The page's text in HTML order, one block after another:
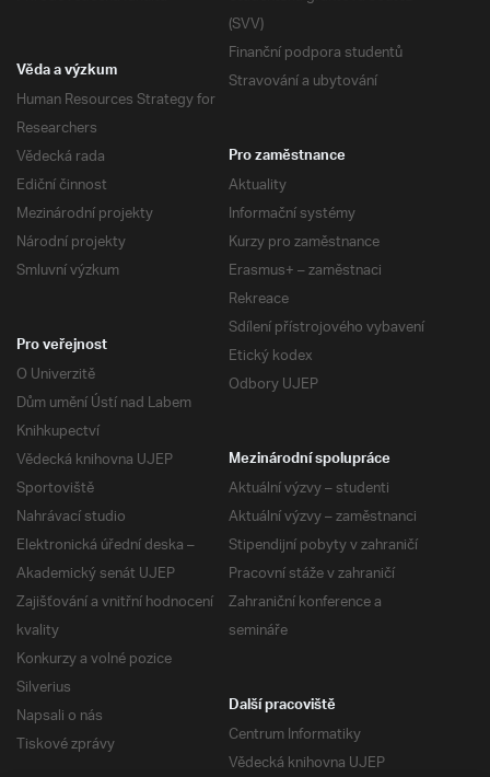
(SVV)
Finanční podpora studentů
Stravování a ubytování
Věda a výzkum
Human Resources Strategy for
Researchers
Vědecká rada
Ediční činnost
Mezinárodní projekty
Národní projekty
Smluvní výzkum
Pro zaměstnance
Aktuality
Informační systémy
Kurzy pro zaměstnance
Erasmus+ – zaměstnaci
Rekreace
Sdílení přístrojového vybavení
Etický kodex
Odbory UJEP
Pro veřejnost
O Univerzitě
Dům umění Ústí nad Labem
Knihkupectví
Vědecká knihovna UJEP
Sportoviště
Nahrávací studio
Elektronická úřední deska –
Akademický senát UJEP
Zajišťování a vnitřní hodnocení
kvality
Konkurzy a volné pozice
Silverius
Napsali o nás
Tiskové zprávy
Mezinárodní spolupráce
Aktuální výzvy – studenti
Aktuální výzvy – zaměstnanci
Stipendijní pobyty v zahraničí
Pracovní stáže v zahraničí
Zahraniční konference a
semináře
Další pracoviště
Centrum Informatiky
Vědecká knihovna UJEP